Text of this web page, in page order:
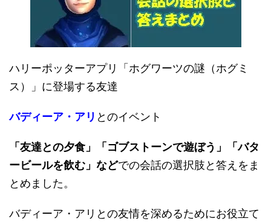
ハリーポッターアプリ「ホグワーツの謎（ホグミ
ス）」に登場する友達
バディーア・アリ とのイベント
「友達との夕食」「ゴブストーンで遊ぼう」「バタ
ービールを飲む」などでの会話の選択肢と答えをま
とめました。
バディーア・アリとの友情を深めるためにお役立て